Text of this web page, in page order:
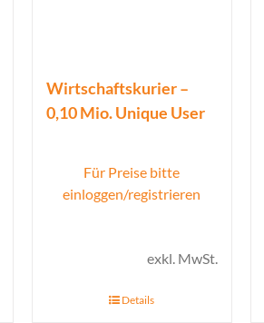
Wirtschaftskurier –
0,10 Mio. Unique User
Für Preise bitte
einloggen/registrieren
exkl. MwSt.
Details